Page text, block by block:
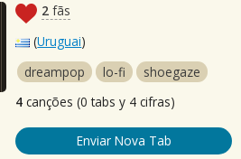
2 fãs
(Uruguai)
dreampop
lo-fi
shoegaze
4 canções (0 tabs y 4 cifras)
Enviar Nova Tab